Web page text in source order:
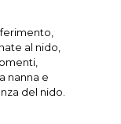
al nido,
nanna e
del nido.